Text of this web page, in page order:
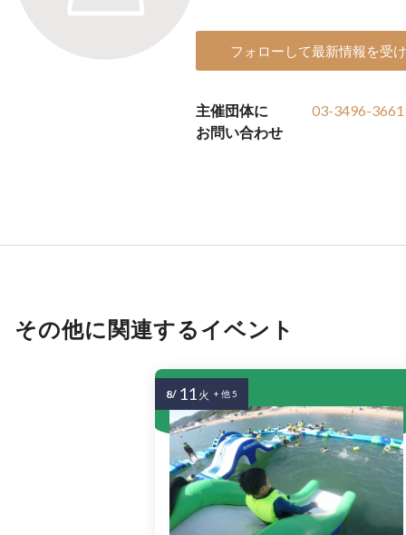
フォローして最新情報を受
主催団体に
お問い合わせ
03-3496-3661
その他に関連するイベント
8/ 11 火 + 他 5